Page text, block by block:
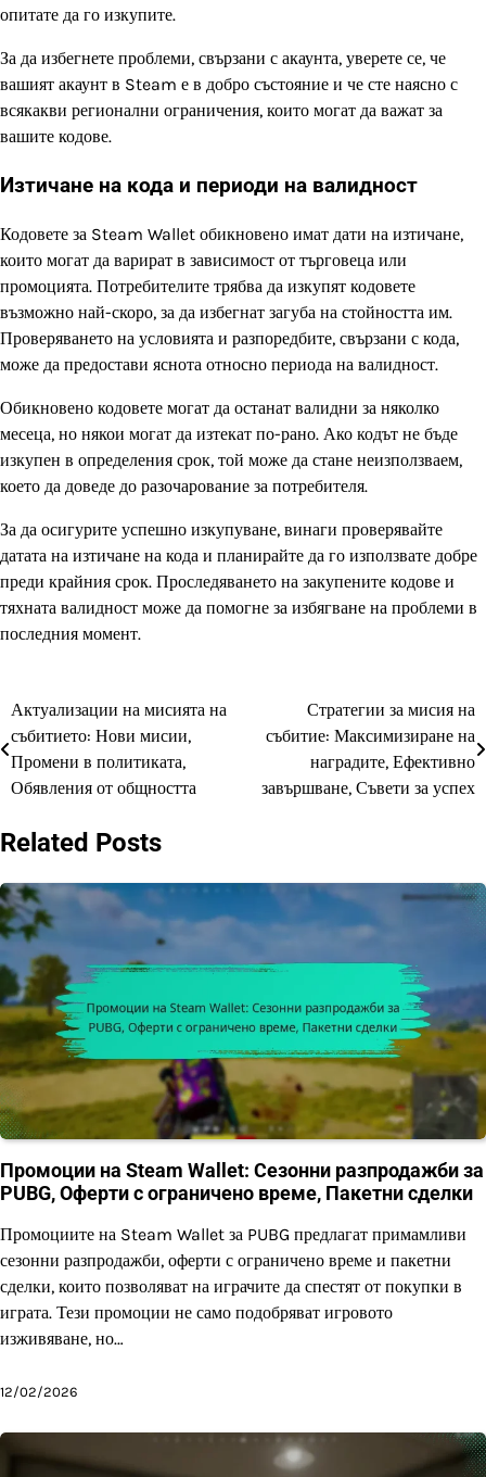
опитате да го изкупите.
За да избегнете проблеми, свързани с акаунта, уверете се, че
вашият акаунт в Steam е в добро състояние и че сте наясно с
всякакви регионални ограничения, които могат да важат за
вашите кодове.
Изтичане на кода и периоди на валидност
Кодовете за Steam Wallet обикновено имат дати на изтичане,
които могат да варират в зависимост от търговеца или
промоцията. Потребителите трябва да изкупят кодовете
възможно най-скоро, за да избегнат загуба на стойността им.
Проверяването на условията и разпоредбите, свързани с кода,
може да предостави яснота относно периода на валидност.
Обикновено кодовете могат да останат валидни за няколко
месеца, но някои могат да изтекат по-рано. Ако кодът не бъде
изкупен в определения срок, той може да стане неизползваем,
което да доведе до разочарование за потребителя.
За да осигурите успешно изкупуване, винаги проверявайте
датата на изтичане на кода и планирайте да го използвате добре
преди крайния срок. Проследяването на закупените кодове и
тяхната валидност може да помогне за избягване на проблеми в
последния момент.
Post
navigation
Актуализации на мисията на
събитието: Нови мисии,
Промени в политиката,
Обявления от общността
Стратегии за мисия на
събитие: Максимизиране на
наградите, Ефективно
завършване, Съвети за успех
Related Posts
Промоции на Steam Wallet: Сезонни разпродажби за
PUBG, Оферти с ограничено време, Пакетни сделки
Промоциите на Steam Wallet за PUBG предлагат примамливи
сезонни разпродажби, оферти с ограничено време и пакетни
сделки, които позволяват на играчите да спестят от покупки в
играта. Тези промоции не само подобряват игровото
изживяване, но…
12/02/2026